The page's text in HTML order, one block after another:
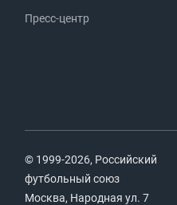
Пресс-центр
© 1999-2026, Российский
футбольный союз
Москва, Народная ул. 7